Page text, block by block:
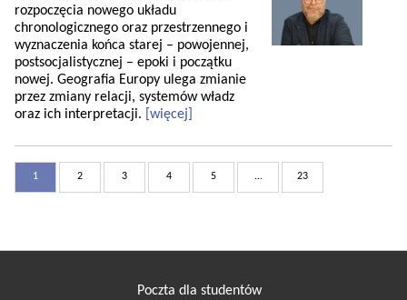
rozpoczęcia nowego układu
chronologicznego oraz przestrzennego i
wyznaczenia końca starej – powojennej,
postsocjalistycznej – epoki i początku
nowej. Geografia Europy ulega zmianie
przez zmiany relacji, systemów władz
oraz ich interpretacji.
[więcej]
1 2 3 4 5 ... 23
Poczta dla studentów